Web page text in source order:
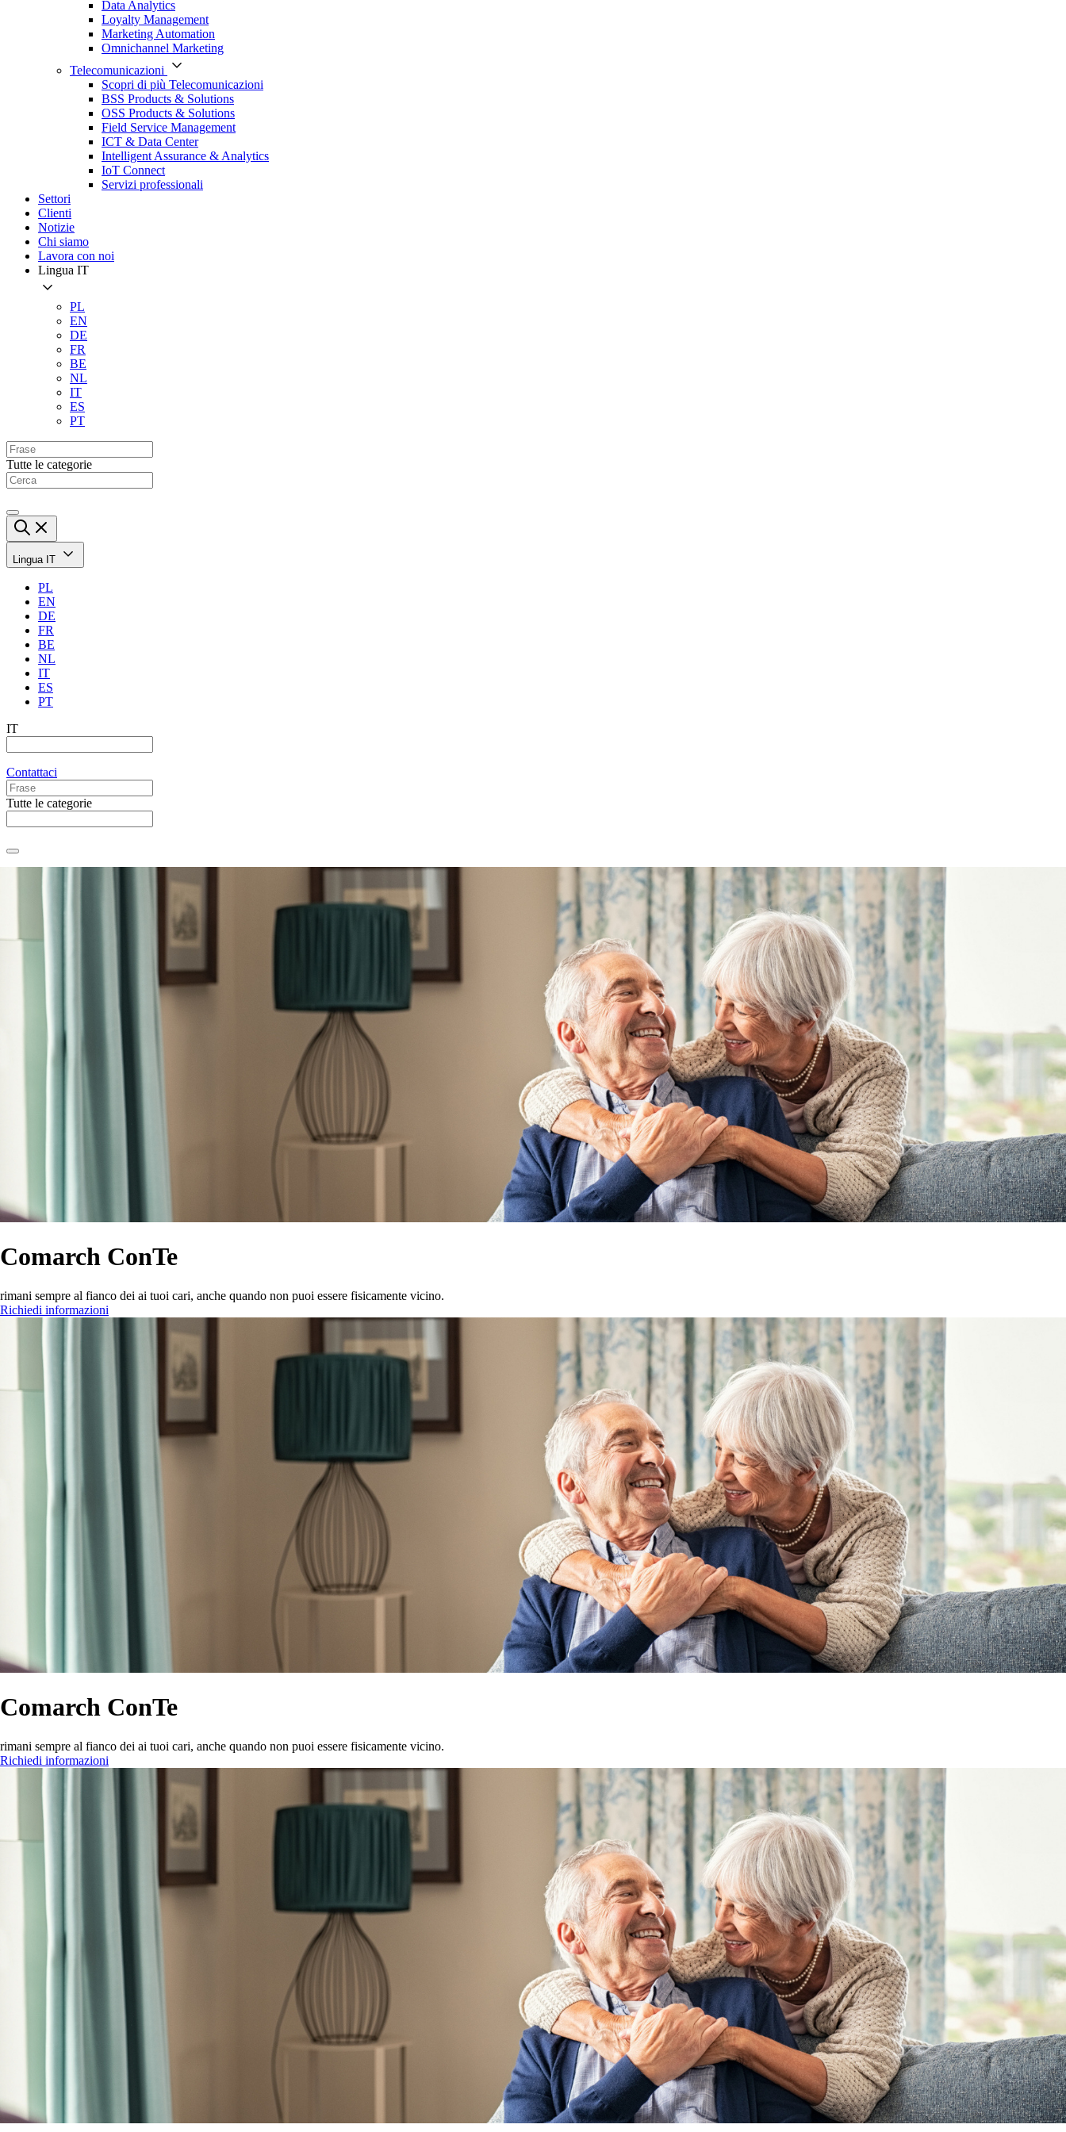
Data Analytics
Loyalty Management
Marketing Automation
Omnichannel Marketing
Telecomunicazioni
Scopri di più Telecomunicazioni
BSS Products & Solutions
OSS Products & Solutions
Field Service Management
ICT & Data Center
Intelligent Assurance & Analytics
IoT Connect
Servizi professionali
Settori
Clienti
Notizie
Chi siamo
Lavora con noi
Lingua IT
PL
EN
DE
FR
BE
NL
IT
ES
PT
Tutte le categorie
Lingua IT
PL
EN
DE
FR
BE
NL
IT
ES
PT
IT
Contattaci
Tutte le categorie
Comarch ConTe
rimani sempre al fianco dei ai tuoi cari, anche quando non puoi essere fisicamente vicino.
Richiedi informazioni
Comarch ConTe
rimani sempre al fianco dei ai tuoi cari, anche quando non puoi essere fisicamente vicino.
Richiedi informazioni